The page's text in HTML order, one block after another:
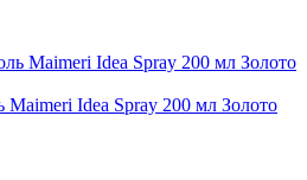
Maimeri Idea Spray 200 мл Золото